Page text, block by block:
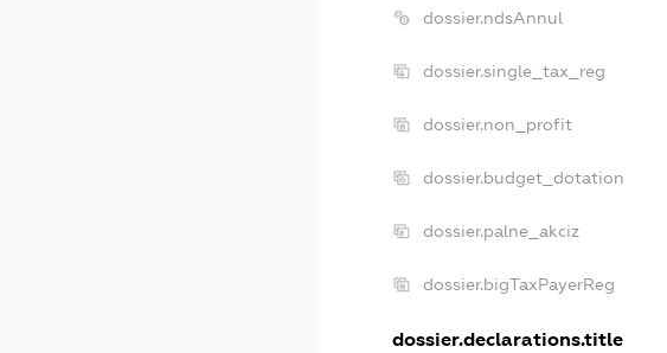
dossier.ndsAnnul
dossier.single_tax_reg
dossier.non_profit
dossier.budget_dotation
dossier.palne_akciz
dossier.bigTaxPayerReg
dossier.declarations.title